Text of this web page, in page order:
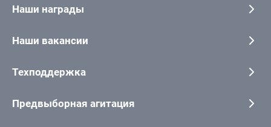
Наши награды
Наши вакансии
Техподдержка
Предвыборная агитация